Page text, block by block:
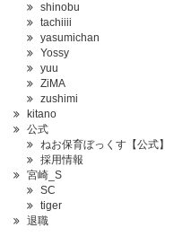
shinobu
tachiiii
yasumichan
Yossy
yuu
ZiMA
zushimi
kitano
公式
ねお保育ぼっくす【公式】
採用情報
宮崎_S
SC
tiger
退職